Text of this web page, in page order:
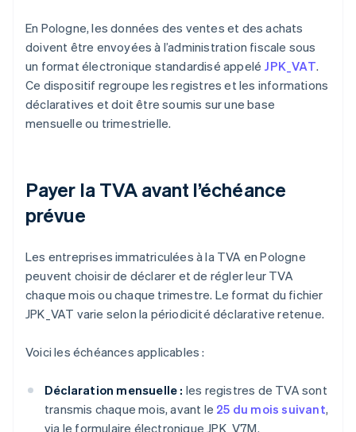
En Pologne, les données des ventes et des achats
doivent être envoyées à l’administration fiscale sous
un format électronique standardisé appelé JPK_VAT.
Ce dispositif regroupe les registres et les informations
déclaratives et doit être soumis sur une base
mensuelle ou trimestrielle.
Payer la TVA avant l’échéance
prévue
Les entreprises immatriculées à la TVA en Pologne
peuvent choisir de déclarer et de régler leur TVA
chaque mois ou chaque trimestre. Le format du fichier
JPK_VAT varie selon la périodicité déclarative retenue.
Voici les échéances applicables :
Déclaration mensuelle : les registres de TVA sont
transmis chaque mois, avant le 25 du mois suivant,
via le formulaire électronique JPK_V7M.